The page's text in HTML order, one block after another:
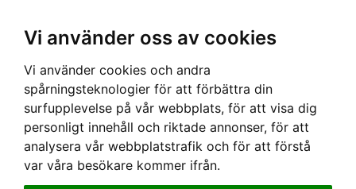
Vi använder oss av cookies
Vi använder cookies och andra
spårningsteknologier för att förbättra din
surfupplevelse på vår webbplats, för att visa dig
personligt innehåll och riktade annonser, för att
analysera vår webbplatstrafik och för att förstå
var våra besökare kommer ifrån.
Hem› HERR›T-SHIRT › SPEEDY MIKE T-SHIRT - BUSS VW PENNIBRIDGE